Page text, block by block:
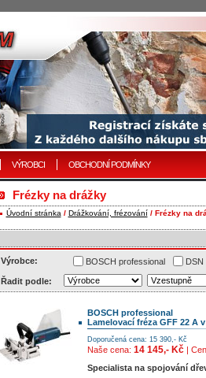
VÝROBCI OBCHODNÍ PODMÍNKY
Frézky na drážky
Úvodní stránka / Drážkování, frézování/ Frézky na
Výrobce: BOSCH professional DSN
Řadit podle:
BOSCH professional
Lamelovací fréza GFF 22 A
Doporučená cena: 15 390,- Kč
Naše cena: 14 145,- Kč |
Specialista na spojování